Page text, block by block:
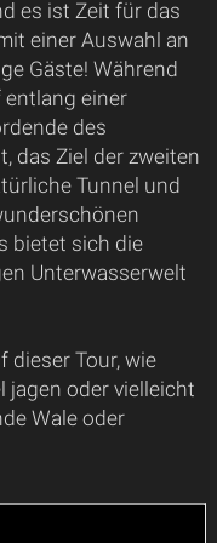
es ist Zeit für das
einer Auswahl an
Gäste! Während
einer
des
das Ziel der zweiten
Tunnel und
bietet sich die
Unterwasserwelt
dieser Tour, wie
jagen oder vielleicht
Wale oder